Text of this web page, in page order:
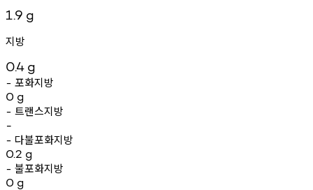
1.9 g
지방
0.4 g
- 포화지방
0 g
- 트랜스지방
-
- 다불포화지방
0.2 g
- 불포화지방
0 g